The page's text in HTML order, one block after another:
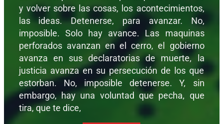
y volver sobre las cosas, los acontecimientos,
las ideas. Detenerse, para avanzar. No,
imposible. Solo hay avance. Las maquinas
perforados avanzan en el cerro, el gobierno
avanza en sus declaratorias de muerte, la
justicia avanza en su persecución de los que
estorban. No, imposible detenerse. Y, sin
embargo, hay una voluntad que pecha, que
tira, que te dice,